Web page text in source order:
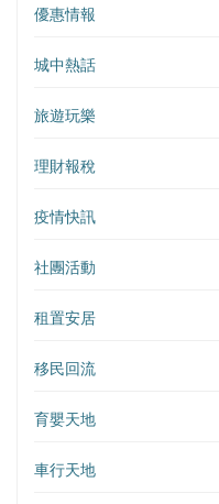
優惠情報
城中熱話
旅遊玩樂
理財報稅
疫情快訊
社團活動
租置安居
移民回流
育嬰天地
車行天地